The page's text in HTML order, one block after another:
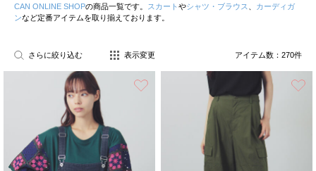
CAN ONLINE SHOPの商品一覧です。 スカート やシャツ・ブラウス
カーディガ
ンなど定番アイテムを取り揃えております。
さらに絞り込む 表示変更 アイテム数： 270件